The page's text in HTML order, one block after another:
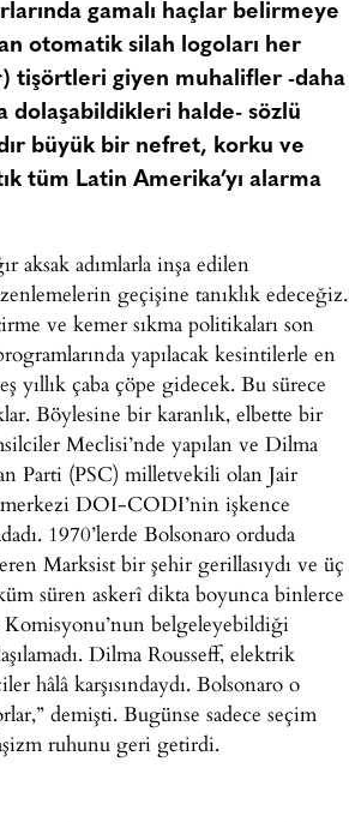
gamalı haçlar belirmeye
otomatik silah logoları her
) tişörtleri giyen muhalifler -daha
dolaşabildikleri halde- sözlü
büyük bir nefret, korku ve
tüm Latin Amerika’yı alarma
aksak adımlarla inşa edilen
geçişine tanıklık edeceğiz.
ve kemer sıkma politikaları son
yapılacak kesintilerle en
yıllık çaba çöpe gidecek. Bu sürece
Böylesine bir karanlık, elbette bir
Meclisi’nde yapılan ve Dilma
Parti (PSC) milletvekili olan Jair
DOI-CODI’nin işkence
1970’lerde Bolsonaro orduda
Marksist bir şehir gerillasıydı ve üç
süren askerî dikta boyunca binlerce
belgeleyebildiği
Dilma Rousseff, elektrik
hâlâ karşısındaydı. Bolsonaro o
demişti. Bugünse sadece seçim
ruhunu geri getirdi.